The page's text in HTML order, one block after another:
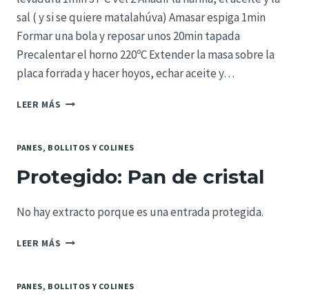
sal ( y si se quiere matalahúva) Amasar espiga 1min
Formar una bola y reposar unos 20min tapada
Precalentar el horno 220ºC Extender la masa sobre la
placa forrada y hacer hoyos, echar aceite y…
LEER MÁS PAN
PANES, BOLLITOS Y COLINES
Protegido: Pan de cristal
No hay extracto porque es una entrada protegida.
LEER MÁS PROTEGIDO:
CRISTAL
PANES, BOLLITOS Y COLINES